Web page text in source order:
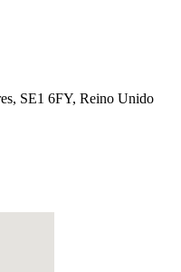
SE1 6FY, Reino Unido